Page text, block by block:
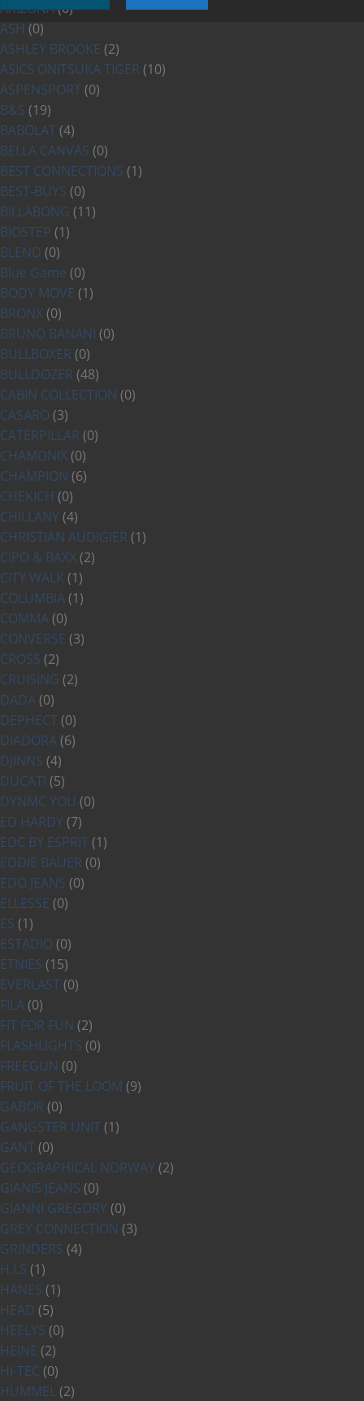
ARIZONA(0)
ASH (0)
ASHLEY BROOKE (2)
ASICS ONITSUKA TIGER (10)
ASPENSPORT (0)
B&S (19)
BABOLAT (4)
BELLA CANVAS (0)
BEST CONNECTIONS (1)
BEST-BUYS (0)
BILLABONG (11)
BIOSTEP (1)
BLEND (0)
Blue Game (0)
BODY MOVE (1)
BRONX (0)
BRUNO BANANI (0)
BULLBOXER (0)
BULLDOZER (48)
CABIN COLLECTION (0)
CASARO (3)
CATERPILLAR (0)
CHAMONIX (0)
CHAMPION (6)
CHEKICH (0)
CHILLANY (4)
CHRISTIAN AUDIGIER (1)
CIPO & BAXX (2)
CITY WALK (1)
COLUMBIA (1)
COMMA (0)
CONVERSE (3)
CROSS (2)
CRUISING (2)
DADA (0)
DEPHECT (0)
DIADORA (6)
DJINNS (4)
DUCATI (5)
DYNMC YOU (0)
ED HARDY (7)
EDC BY ESPRIT (1)
EDDIE BAUER (0)
EDO JEANS (0)
ELLESSE (0)
ES (1)
ESTADIO (0)
ETNIES (15)
EVERLAST (0)
FILA (0)
FIT FOR FUN (2)
FLASHLIGHTS (0)
FREEGUN (0)
FRUIT OF THE LOOM (9)
GABOR (0)
GANGSTER UNIT (1)
GANT (0)
GEOGRAPHICAL NORWAY (2)
GIANI5 JEANS (0)
GIANNI GREGORY (0)
GREY CONNECTION (3)
GRINDERS (4)
H.I.S (1)
HANES (1)
HEAD (5)
HEELYS (0)
HEINE (2)
HI-TEC (0)
HUMMEL (2)